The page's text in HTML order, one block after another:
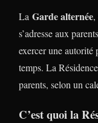
La Garde alternée,
s’adresse aux
exercer une autorité
temps. La
parents, selon un
C’est quoi la